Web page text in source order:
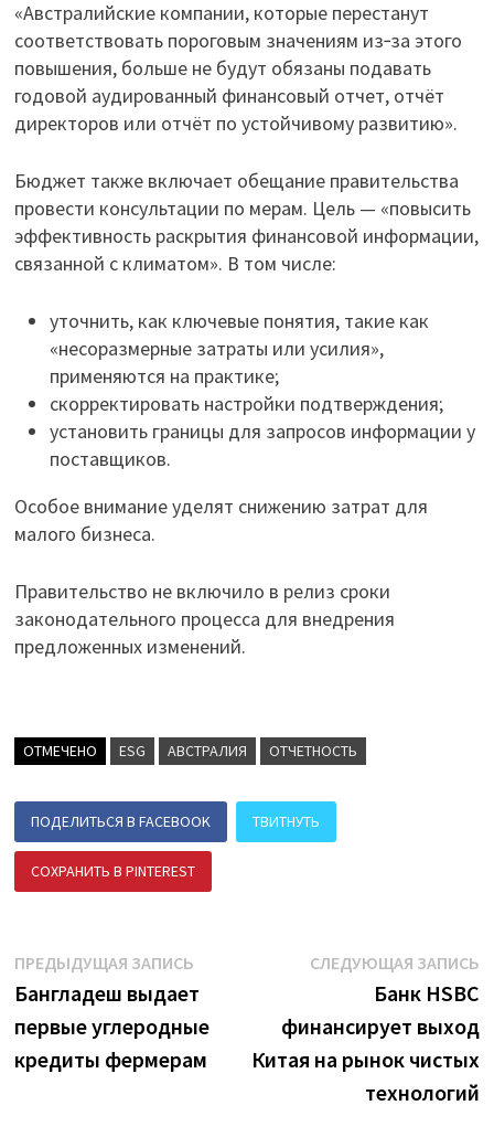
«Австралийские компании, которые перестанут
соответствовать пороговым значениям из‑за этого
повышения, больше не будут обязаны подавать
годовой аудированный финансовый отчет, отчёт
директоров или отчёт по устойчивому развитию».
Бюджет также включает обещание правительства
провести консультации по мерам. Цель — «повысить
эффективность раскрытия финансовой информации,
связанной с климатом». В том числе:
уточнить, как ключевые понятия, такие как
«несоразмерные затраты или усилия»,
применяются на практике;
скорректировать настройки подтверждения;
установить границы для запросов информации у
поставщиков.
Особое внимание уделят снижению затрат для
малого бизнеса.
Правительство не включило в релиз сроки
законодательного процесса для внедрения
предложенных изменений.
ОТМЕЧЕНО ESG АВСТРАЛИЯ ОТЧЕТНОСТЬ
ПОДЕЛИТЬСЯ В FACEBOOK ТВИТНУТЬ
СОХРАНИТЬ В PINTEREST
Навигация
по
записям
ПРЕДЫДУЩАЯ ЗАПИСЬПредыдущая
запись:
Бангладеш выдает
первые углеродные
кредиты фермерам
СЛЕДУЮЩАЯ ЗАПИСЬ
Банк HSBC
финансирует выход
Китая на рынок чистых
технологий